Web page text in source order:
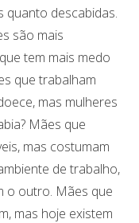
quanto descabidas.
são mais
tem mais medo
que trabalham
mas mulheres
Mães que
mas costumam
de trabalho,
o outro. Mães que
mas hoje existem